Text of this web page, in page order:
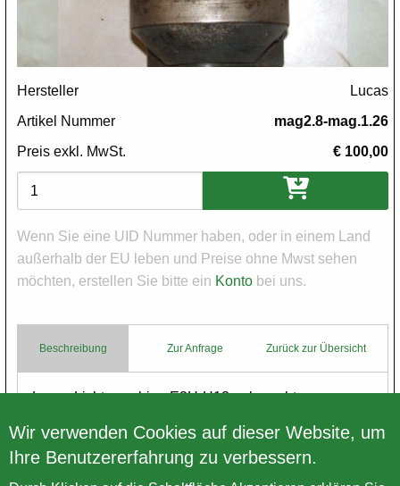
Hersteller
Lucas
Artikel Nummer
mag2.8-mag.1.26
Preis exkl. MwSt.
€ 100,00
Varianten
Wenn Sie eine UID Nummer haben, oder in einem Land
außerhalb der EU leben und Preise ohne Mwst sehen
möchten, erstellen Sie bitte ein Konto bei uns.
Beschreibung Zurück zur Übersicht
Zur Anfrage
Body
Lucas Lichtmaschine E3H-H13 gebraucht
Zurück zur Übersicht
Wir verwenden Cookies auf dieser Website, um
Ihre Benutzererfahrung zu verbessern.